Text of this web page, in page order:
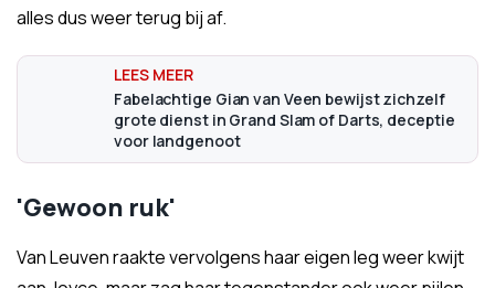
alles dus weer terug bij af.
Fabelachtige Gian van Veen bewijst zichzelf
grote dienst in Grand Slam of Darts, deceptie
voor landgenoot
'Gewoon ruk'
Van Leuven raakte vervolgens haar eigen leg weer kwijt